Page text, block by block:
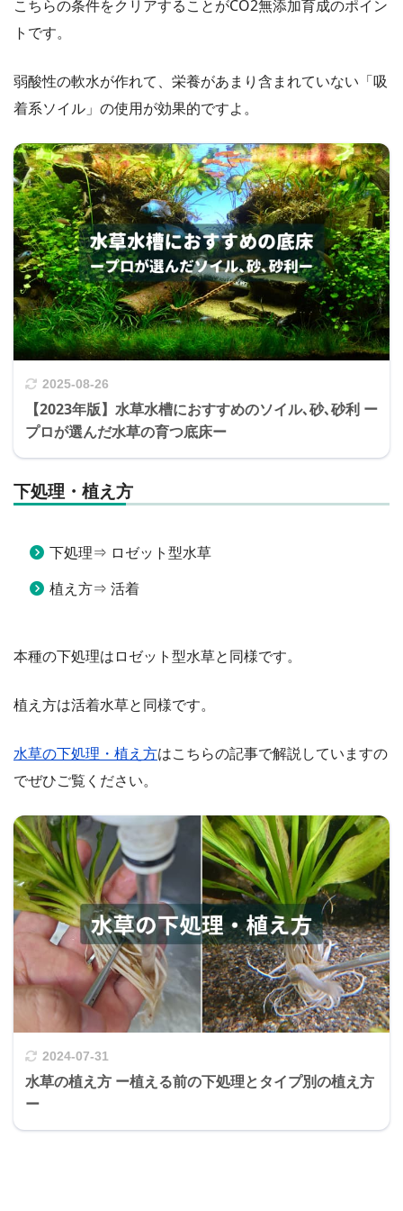
こちらの条件をクリアすることがCO2無添加育成のポイン
トです。
弱酸性の軟水が作れて、栄養があまり含まれていない「吸
着系ソイル」の使用が効果的ですよ。
2025-08-26
【2023年版】水草水槽におすすめのソイル､砂､砂利 ー
プロが選んだ水草の育つ底床ー
下処理・植え方
下処理⇒ ロゼット型水草
植え方⇒ 活着
本種の下処理はロゼット型水草と同様です。
植え方は活着水草と同様です。
水草の下処理・植え方はこちらの記事で解説していますの
でぜひご覧ください。
2024-07-31
水草の植え方 ー植える前の下処理とタイプ別の植え方
ー